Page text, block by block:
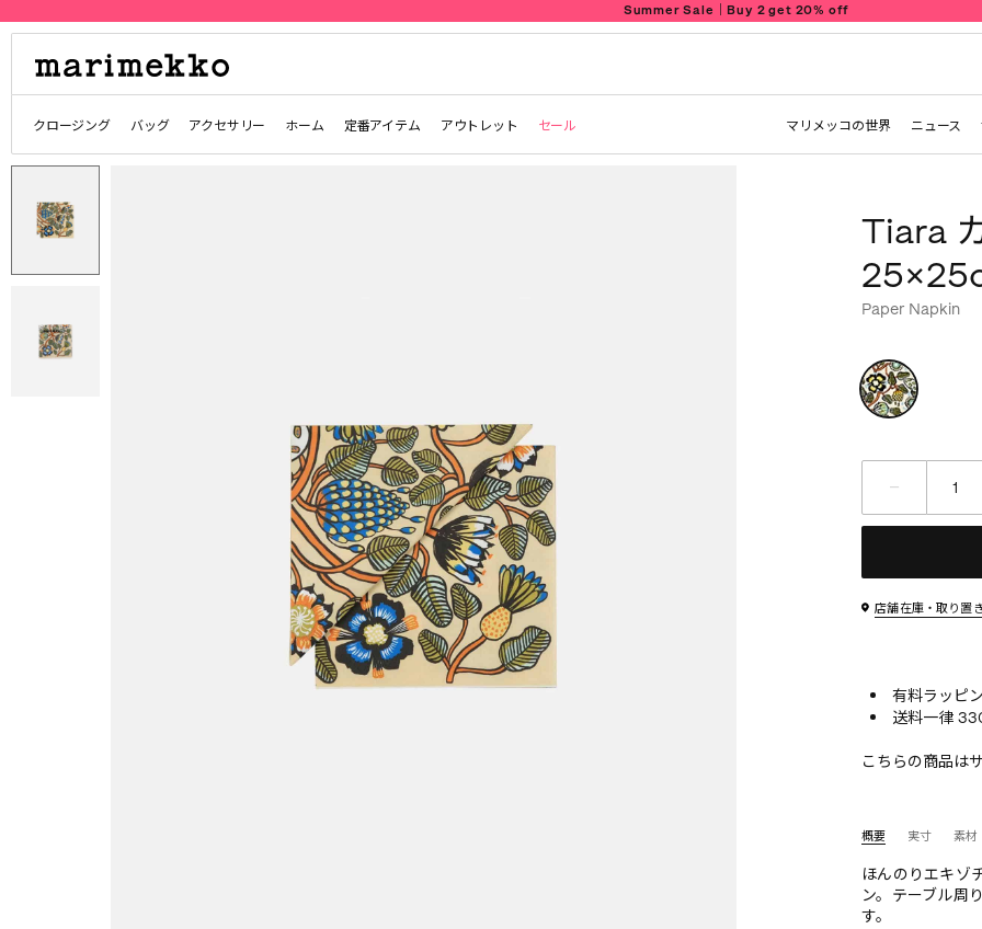
Summer Sale｜Buy 2 get 20% off
クロージング バッグ アクセサリー ホーム 定番アイテム アウトレット セール マリメッコの世界 ニュース
Tiara
Paper Napkin
店舗在庫・取り置
有料ラッピ
送料一律
こちらの商品は
概要
ほんのりエキゾ
ン。テーブル周
す。
実寸 素材